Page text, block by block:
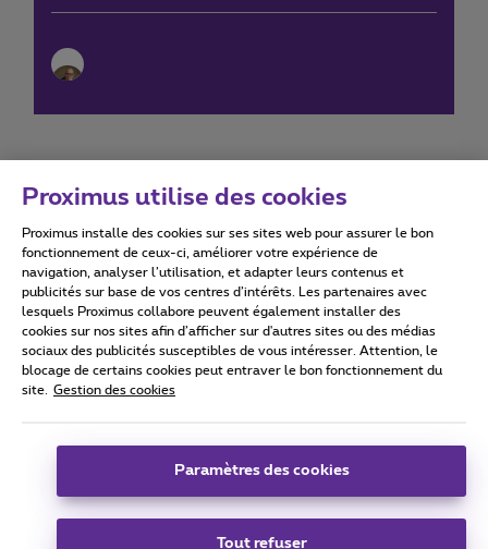
Conditions d'utilisation Accessibility statement
Tous droits réservés. © 2026 Proximus
Conditions générales, info consommateur
Coordonnées de l’entreprise
Boulevard du Roi Albert II 27 - B-1030 Bruxelles.
Proximus utilise des cookies
Proximus installe des cookies sur ses sites web pour assurer le bon
fonctionnement de ceux-ci, améliorer votre expérience de
navigation, analyser l’utilisation, et adapter leurs contenus et
publicités sur base de vos centres d’intérêts. Les partenaires avec
lesquels Proximus collabore peuvent également installer des
cookies sur nos sites afin d’afficher sur d'autres sites ou des médias
sociaux des publicités susceptibles de vous intéresser. Attention, le
blocage de certains cookies peut entraver le bon fonctionnement du
site.
Gestion des cookies
Paramètres des cookies
Tout refuser